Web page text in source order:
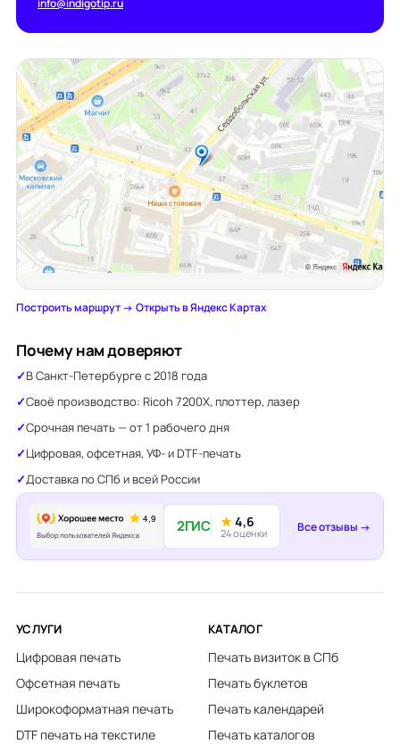
info@indigotip.ru
Построить маршрут →·Открыть в Яндекс Картах
Почему нам доверяют
В Санкт-Петербурге с 2018 года
Своё производство: Ricoh 7200X, плоттер, лазер
Срочная печать — от 1 рабочего дня
Цифровая, офсетная, УФ- и DTF-печать
Доставка по СПб и всей России
2ГИС ★4,6
24 оценки Все отзывы →
УСЛУГИ
Цифровая печать
Офсетная печать
Широкоформатная печать
DTF печать на текстиле
КАТАЛОГ
Печать визиток в СПб
Печать буклетов
Печать календарей
Печать каталогов